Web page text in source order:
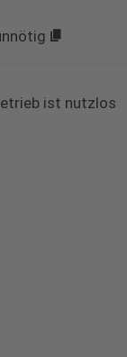
ist nutzlos